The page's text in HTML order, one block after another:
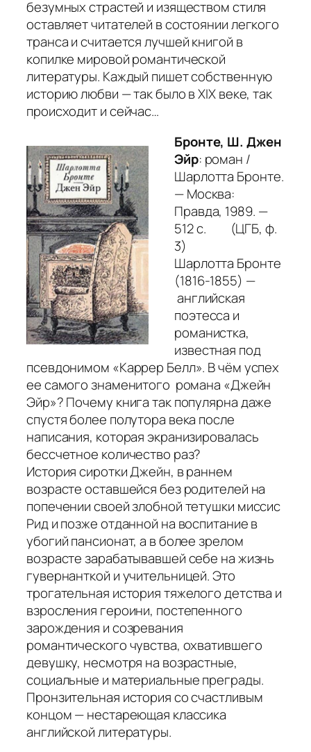
безумных страстей и изяществом стиля
оставляет читателей в состоянии легкого
транса и считается лучшей книгой в
копилке мировой романтической
литературы. Каждый пишет собственную
историю любви — так было в XIX веке, так
происходит и сейчас…
Бронте, Ш. Джен
Эйр: роман /
Шарлотта Бронте.
— Москва:
Правда, 1989. —
512 с. (ЦГБ, ф.
3)
Шарлотта Бронте
(1816-1855) —
английская
поэтесса и
романистка,
известная под
псевдонимом «Каррер Белл». В чём успех
ее самого знаменитого романа «Джейн
Эйр»? Почему книга так популярна даже
спустя более полутора века после
написания, которая экранизировалась
бессчетное количество раз?
История сиротки Джейн, в раннем
возрасте оставшейся без родителей на
попечении своей злобной тетушки миссис
Рид и позже отданной на воспитание в
убогий пансионат, а в более зрелом
возрасте зарабатывавшей себе на жизнь
гувернанткой и учительницей. Это
трогательная история тяжелого детства и
взросления героини, постепенного
зарождения и созревания
романтического чувства, охватившего
девушку, несмотря на возрастные,
социальные и материальные преграды.
Пронзительная история со счастливым
концом — нестареющая классика
английской литературы.